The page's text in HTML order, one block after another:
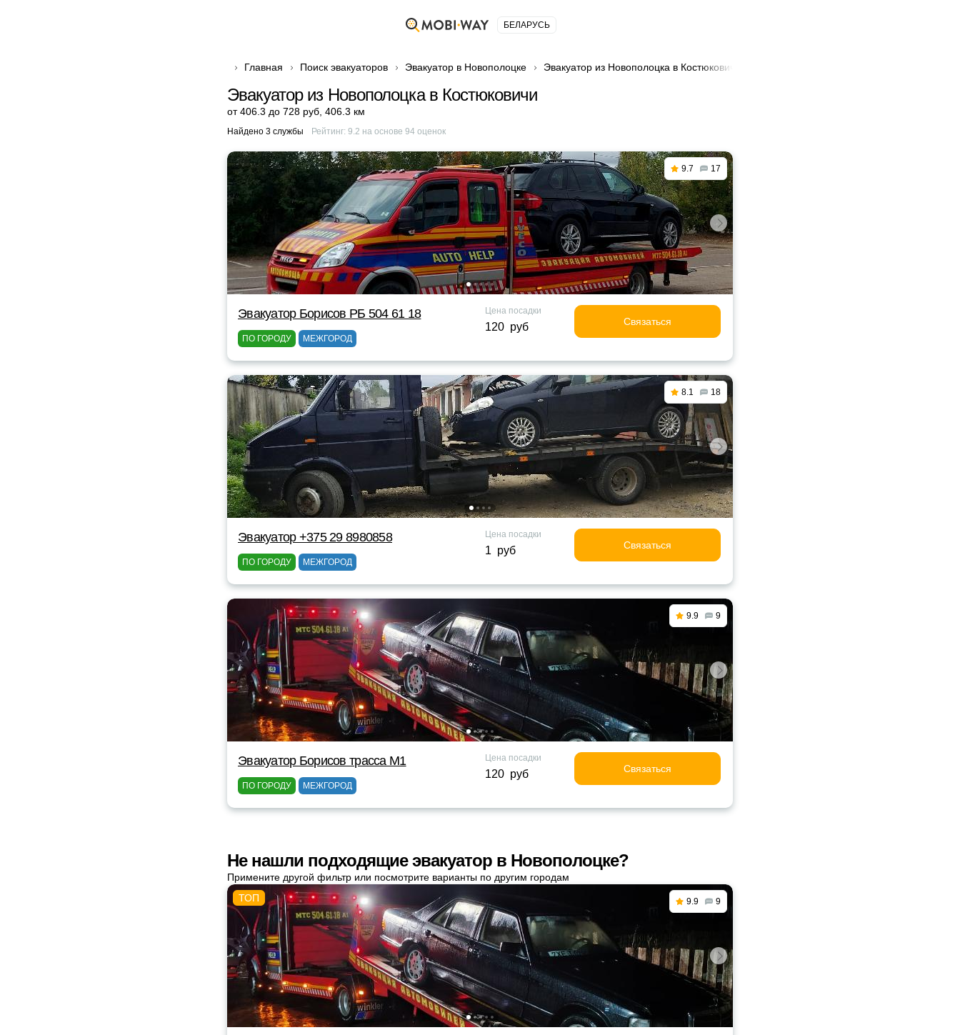
БЕЛАРУСЬ
Главная Поиск эвакуаторов Эвакуатор в Новополоцке Эвакуатор из Новополоцка в Костюковичи
Эвакуатор из Новополоцка в Костюковичи
от 406.3 до 728 руб 406.3 км
Найдено 3 службы Рейтинг: 9.2 на основе 94оценок
9.7 17
Эвакуатор Борисов РБ 504 61 18
ПО ГОРОДУ МЕЖГОРОД
Цена посадки
120 руб Связаться
8.1 18
Эвакуатор +375 29 8980858
ПО ГОРОДУ МЕЖГОРОД
Цена посадки
1 руб Связаться
9.9 9
Эвакуатор Борисов трасса М1
ПО ГОРОДУ МЕЖГОРОД
Цена посадки
120 руб Связаться
Не нашли подходящие эвакуатор в Новополоцке?
Примените другой фильтр или посмотрите варианты по другим городам
9.9 9